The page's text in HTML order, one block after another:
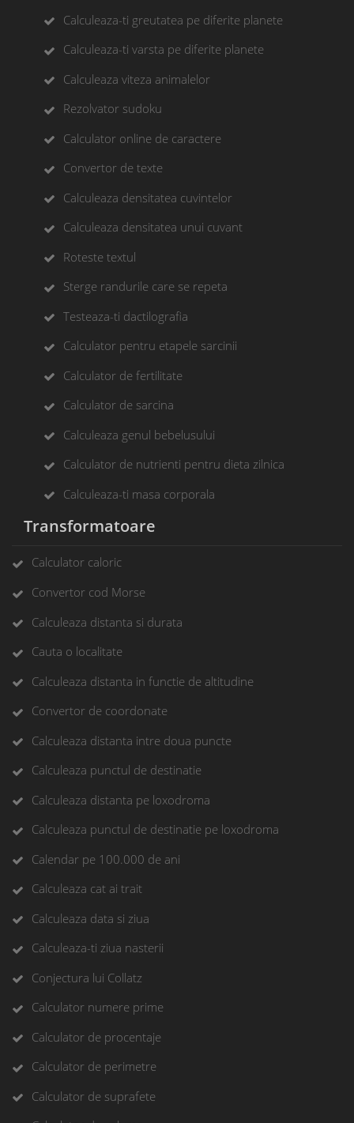
Calculeaza-ti greutatea pe diferite planete
Calculeaza-ti varsta pe diferite planete
Calculeaza viteza animalelor
Rezolvator sudoku
Calculator online de caractere
Convertor de texte
Calculeaza densitatea cuvintelor
Calculeaza densitatea unui cuvant
Roteste textul
Sterge randurile care se repeta
Testeaza-ti dactilografia
Calculator pentru etapele sarcinii
Calculator de fertilitate
Calculator de sarcina
Calculeaza genul bebelusului
Calculator de nutrienti pentru dieta zilnica
Calculeaza-ti masa corporala
Transformatoare
Calculator caloric
Convertor cod Morse
Calculeaza distanta si durata
Cauta o localitate
Calculeaza distanta in functie de altitudine
Convertor de coordonate
Calculeaza distanta intre doua puncte
Calculeaza punctul de destinatie
Calculeaza distanta pe loxodroma
Calculeaza punctul de destinatie pe loxodroma
Calendar pe 100.000 de ani
Calculeaza cat ai trait
Calculeaza data si ziua
Calculeaza-ti ziua nasterii
Conjectura lui Collatz
Calculator numere prime
Calculator de procentaje
Calculator de perimetre
Calculator de suprafete